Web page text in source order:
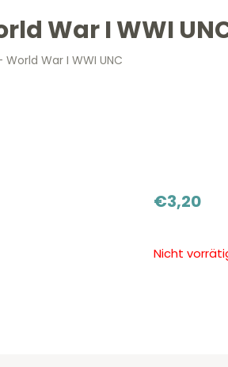
War I WWI
War I WWI UNC
€3,20
Nicht